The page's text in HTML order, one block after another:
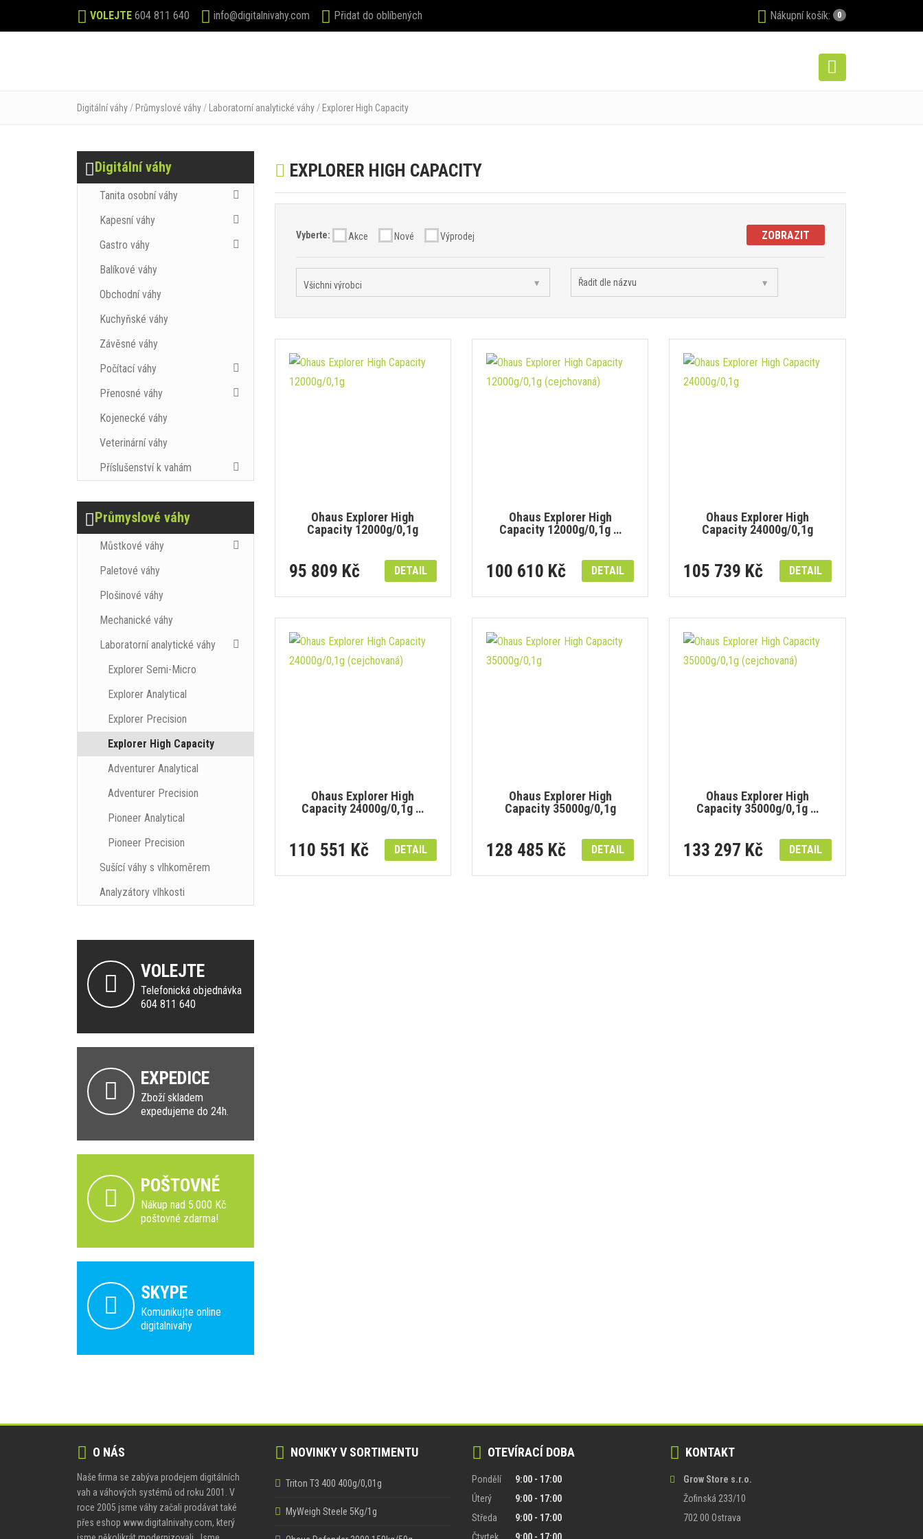
VOLEJTE 604 811 640 info@digitalnivahy.com Přidat do oblíbených Nákupní košík: 0
Digitální váhy / Průmyslové váhy / Laboratorní analytické váhy / Explorer High Capacity
EXPLORER HIGH CAPACITY
Vyberte: Akce Nové Výprodej ZOBRAZIT
Ohaus Explorer High
Capacity 12000g/0,1g
95 809 Kč DETAIL
Ohaus Explorer High
Capacity 12000g/0,1g …
100 610 Kč DETAIL
Ohaus Explorer High
Capacity 24000g/0,1g
105 739 Kč DETAIL
Ohaus Explorer High
Capacity 24000g/0,1g …
110 551 Kč DETAIL
Ohaus Explorer High
Capacity 35000g/0,1g
128 485 Kč DETAIL
Ohaus Explorer High
Capacity 35000g/0,1g …
133 297 Kč DETAIL
Digitální váhy
Tanita osobní váhy
Kapesní váhy
Gastro váhy
Balíkové váhy
Obchodní váhy
Kuchyňské váhy
Závěsné váhy
Počítací váhy
Přenosné váhy
Kojenecké váhy
Veterinární váhy
Příslušenství k vahám
Průmyslové váhy
Můstkové váhy
Paletové váhy
Plošinové váhy
Mechanické váhy
Laboratorní analytické váhy
Explorer Semi-Micro
Explorer Analytical
Explorer Precision
Explorer High Capacity
Adventurer Analytical
Adventurer Precision
Pioneer Analytical
Pioneer Precision
Sušící váhy s vlhkoměrem
Analyzátory vlhkosti
VOLEJTE
Telefonická objednávka
604 811 640
EXPEDICE
Zboží skladem
expedujeme do 24h.
POŠTOVNÉ
Nákup nad 5.000 Kč
poštovné zdarma!
SKYPE
Komunikujte online
digitalnivahy
O NÁS
Naše firma se zabýva prodejem digitálních
vah a váhových systémů od roku 2001. V
roce 2005 jsme váhy začali prodávat také
přes eshop www.digitalnivahy.com, který
NOVINKY V SORTIMENTU
Triton T3 400 400g/0,01g
MyWeigh Steele 5Kg/1g
OTEVÍRACÍ DOBA
Pondělí
9:00 - 17:00
Úterý
9:00 - 17:00
Středa
9:00 - 17:00
KONTAKT
Grow Store s.r.o.
Žofinská 233/10
702 00 Ostrava